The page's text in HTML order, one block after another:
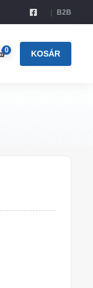
B2B
0 KOSÁR